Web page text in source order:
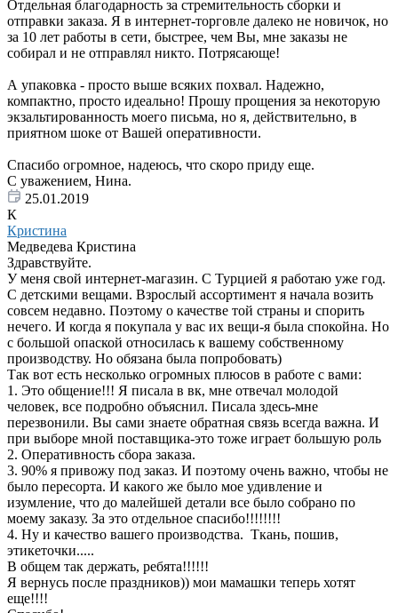
Отдельная благодарность за стремительность сборки и
отправки заказа. Я в интернет-торговле далеко не новичок, но
за 10 лет работы в сети, быстрее, чем Вы, мне заказы не
собирал и не отправлял никто. Потрясающе!
А упаковка - просто выше всяких похвал. Надежно,
компактно, просто идеально! Прошу прощения за некоторую
экзальтированность моего письма, но я, действительно, в
приятном шоке от Вашей оперативности.
Спасибо огромное, надеюсь, что скоро приду еще.
С уважением, Нина.
25.01.2019
К
Кристина
Медведева Кристина
Здравствуйте.
У меня свой интернет-магазин. С Турцией я работаю уже год.
С детскими вещами. Взрослый ассортимент я начала возить
совсем недавно. Поэтому о качестве той страны и спорить
нечего. И когда я покупала у вас их вещи-я была спокойна. Но
с большой опаской относилась к вашему собственному
производству. Но обязана была попробовать)
Так вот есть несколько огромных плюсов в работе с вами:
1. Это общение!!! Я писала в вк, мне отвечал молодой
человек, все подробно объяснил. Писала здесь-мне
перезвонили. Вы сами знаете обратная связь всегда важна. И
при выборе мной поставщика-это тоже играет большую роль
2. Оперативность сбора заказа.
3. 90% я привожу под заказ. И поэтому очень важно, чтобы не
было пересорта. И какого же было мое удивление и
изумление, что до малейшей детали все было собрано по
моему заказу. За это отдельное спасибо!!!!!!!!
4. Ну и качество вашего производства. Ткань, пошив,
этикеточки.....
В общем так держать, ребята!!!!!!
Я вернусь после праздников)) мои мамашки теперь хотят
еще!!!!